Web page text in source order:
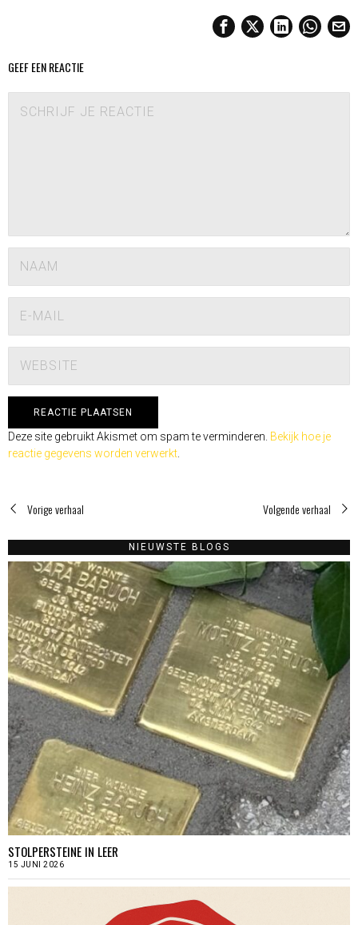
GEEF EEN REACTIE
Deze site gebruikt Akismet om spam te verminderen. Bekijk hoe je
reactie gegevens worden verwerkt
Vorige verhaal Volgende verhaal
NIEUWSTE BLOGS
STOLPERSTEINE IN LEER
15 JUNI 2026